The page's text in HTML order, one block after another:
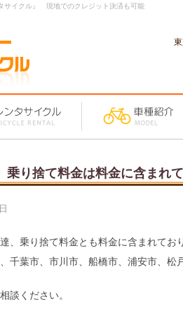
サイクル』 現地でのクレジット決済も可能
乗り捨て料金は料金に含まれ
、乗り捨て料金とも料金に含まれてお
千葉市、市川市、船橋市、浦安市、松
談ください。